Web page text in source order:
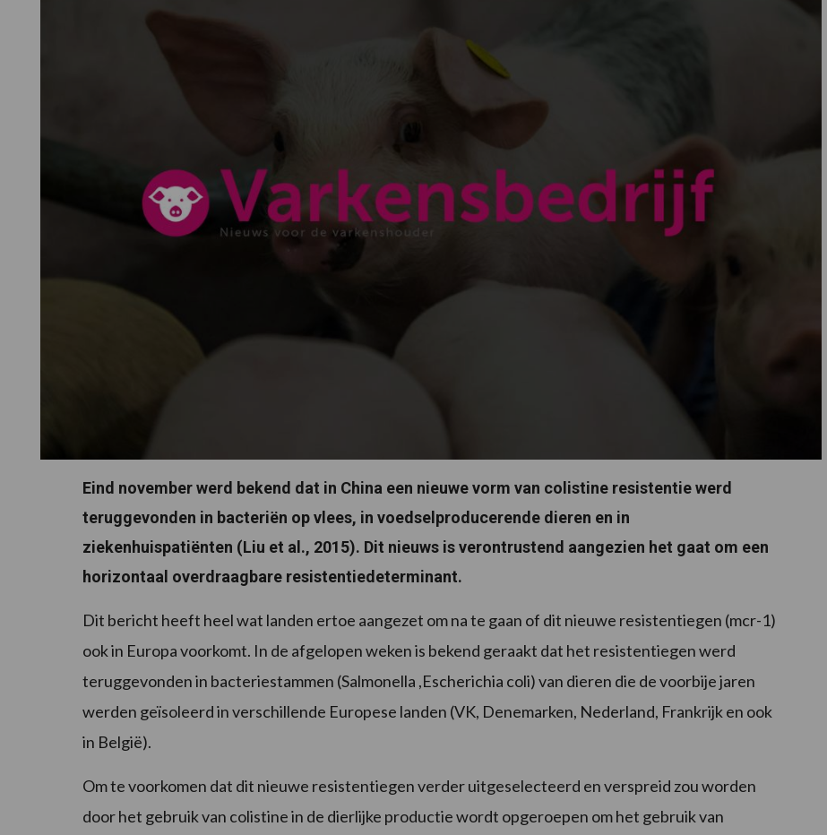
Eind november werd bekend dat in China een nieuwe vorm van colistine resistentie werd
teruggevonden in bacteriën op vlees, in voedselproducerende dieren en in
ziekenhuispatiënten (Liu et al., 2015). Dit nieuws is verontrustend aangezien het gaat om een
horizontaal overdraagbare resistentiedeterminant.
Dit bericht heeft heel wat landen ertoe aangezet om na te gaan of dit nieuwe resistentiegen (mcr-1)
ook in Europa voorkomt. In de afgelopen weken is bekend geraakt dat het resistentiegen werd
teruggevonden in bacteriestammen (Salmonella ,Escherichia coli) van dieren die de voorbije jaren
werden geïsoleerd in verschillende Europese landen (VK, Denemarken, Nederland, Frankrijk en ook
in België).
Om te voorkomen dat dit nieuwe resistentiegen verder uitgeselecteerd en verspreid zou worden
door het gebruik van colistine in de dierlijke productie wordt opgeroepen om het gebruik van